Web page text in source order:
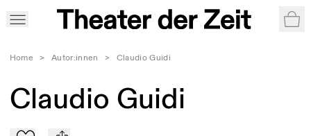
Home > Autor:innen > Claudio Guidi
Claudio Guidi